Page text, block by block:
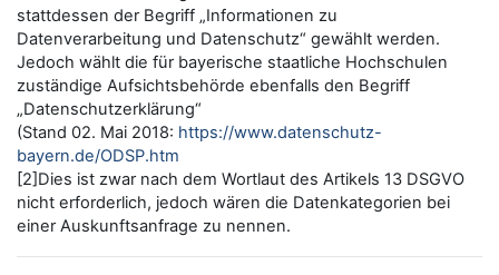
stattdessen der Begriff „Informationen zu
Datenverarbeitung und Datenschutz“ gewählt werden.
Jedoch wählt die für bayerische staatliche Hochschulen
zuständige Aufsichtsbehörde ebenfalls den Begriff
„Datenschutzerklärung“
(Stand 02. Mai 2018: https://www.datenschutz-
bayern.de/ODSP.htm
[2]Dies ist zwar nach dem Wortlaut des Artikels 13 DSGVO
nicht erforderlich, jedoch wären die Datenkategorien bei
einer Auskunftsanfrage zu nennen.